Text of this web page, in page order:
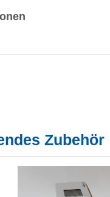
überspringen
Zubehör